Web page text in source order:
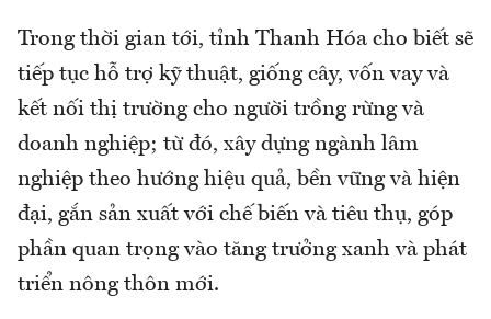
Trong thời gian tới, tỉnh Thanh Hóa cho biết sẽ
tiếp tục hỗ trợ kỹ thuật, giống cây, vốn vay và
kết nối thị trường cho người trồng rừng và
doanh nghiệp; từ đó, xây dựng ngành lâm
nghiệp theo hướng hiệu quả, bền vững và hiện
đại, gắn sản xuất với chế biến và tiêu thụ, góp
phần quan trọng vào tăng trưởng xanh và phát
triển nông thôn mới.